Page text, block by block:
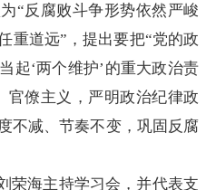
“反腐败斗争形势依然严峻
重道远”，提出要把“党的政
起‘两个维护’的重大政治责
官僚主义，严明政治纪律政
不减、节奏不变，巩固反腐
荣海主持学习会，并代表支